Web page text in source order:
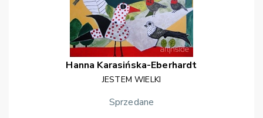
Hanna Karasińska-Eberhardt
JESTEM WIELKI
Sprzedane